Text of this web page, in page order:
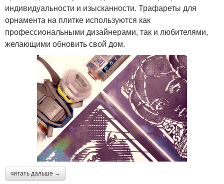
индивидуальности и изысканности. Трафареты для
орнамента на плитке используются как
профессиональными дизайнерами, так и любителями,
желающими обновить свой дом.
читать дальше →